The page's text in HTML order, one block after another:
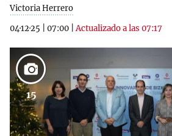
Victoria Herrero
04·12·25
07:00 |Actualizado a las 07:17
15